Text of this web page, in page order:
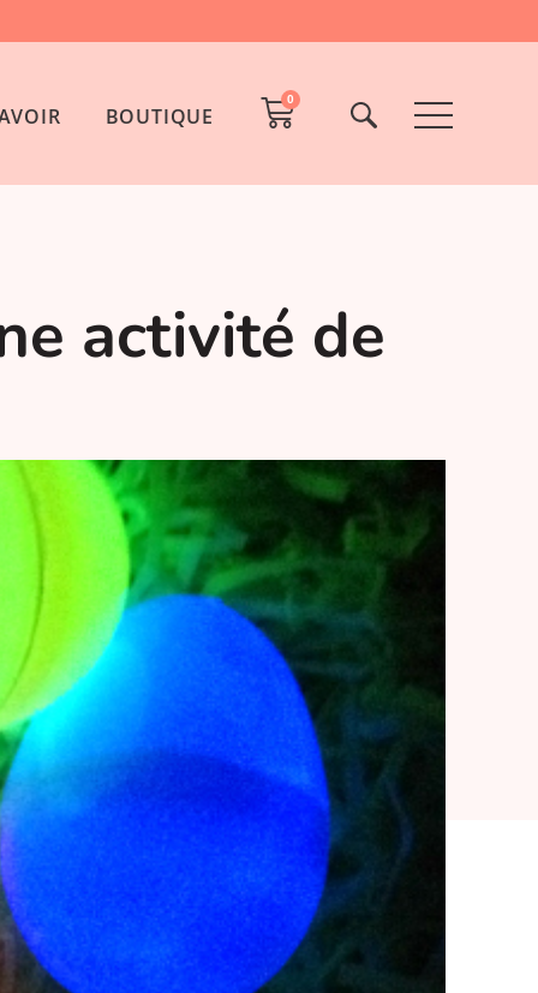
BOUTIQUE
0
activité de